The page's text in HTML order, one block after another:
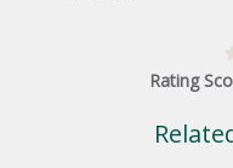
Rating